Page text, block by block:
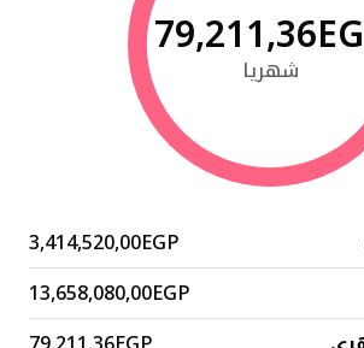
شهريا
3,414,520,00EGP
13,658,080,00EGP